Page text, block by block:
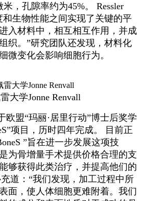
，孔隙率约为45%。 Ressler
生物性能之间实现了关键的平
入材料中，相互相互作用，并成
织。”研究团队还发现，材料化
微变化会影响细胞行为。
大学Jonne Renvall
欧盟“玛丽·居里行动”博士后奖学
项目，历时四年完成。 目前正
”旨在进一步发展这项技
为骨增量手术提供价格合理的支
够获得此类治疗，并提高他们的
道：“我们发现，加工过程中所
面，使人体细胞更难附着。我们